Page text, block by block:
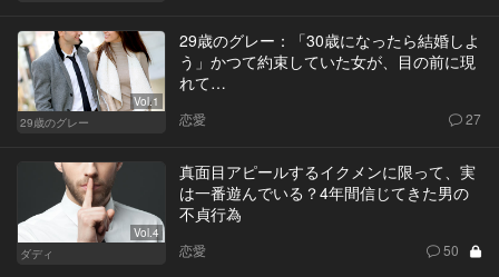
Vol.1
29歳のグレー
29歳のグレー：「30歳になったら結婚しよ
う」かつて約束していた女が、目の前に現
れて…
恋愛 27
Vol.4
ダディ
真面目アピールするイクメンに限って、実
は一番遊んでいる？4年間信じてきた男の
不貞行為
恋愛 50